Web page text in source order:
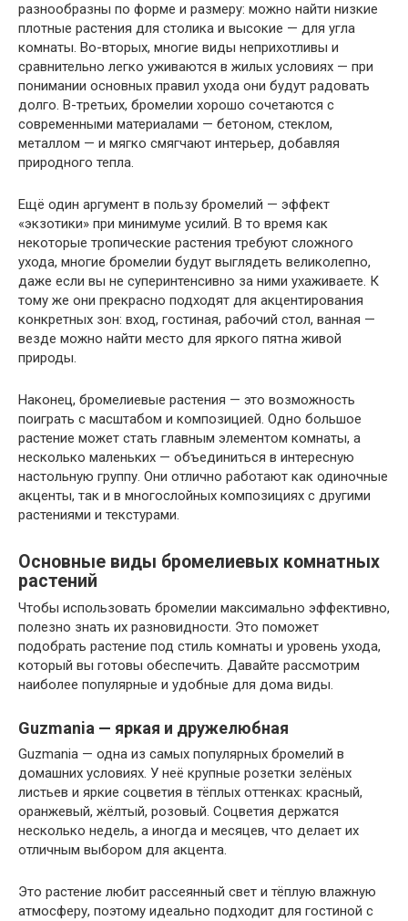
разнообразны по форме и размеру: можно найти низкие
плотные растения для столика и высокие — для угла
комнаты. Во-вторых, многие виды неприхотливы и
сравнительно легко уживаются в жилых условиях — при
понимании основных правил ухода они будут радовать
долго. В-третьих, бромелии хорошо сочетаются с
современными материалами — бетоном, стеклом,
металлом — и мягко смягчают интерьер, добавляя
природного тепла.
Ещё один аргумент в пользу бромелий — эффект
«экзотики» при минимуме усилий. В то время как
некоторые тропические растения требуют сложного
ухода, многие бромелии будут выглядеть великолепно,
даже если вы не суперинтенсивно за ними ухаживаете. К
тому же они прекрасно подходят для акцентирования
конкретных зон: вход, гостиная, рабочий стол, ванная —
везде можно найти место для яркого пятна живой
природы.
Наконец, бромелиевые растения — это возможность
поиграть с масштабом и композицией. Одно большое
растение может стать главным элементом комнаты, а
несколько маленьких — объединиться в интересную
настольную группу. Они отлично работают как одиночные
акценты, так и в многослойных композициях с другими
растениями и текстурами.
Основные виды бромелиевых комнатных
растений
Чтобы использовать бромелии максимально эффективно,
полезно знать их разновидности. Это поможет
подобрать растение под стиль комнаты и уровень ухода,
который вы готовы обеспечить. Давайте рассмотрим
наиболее популярные и удобные для дома виды.
Guzmania — яркая и дружелюбная
Guzmania — одна из самых популярных бромелий в
домашних условиях. У неё крупные розетки зелёных
листьев и яркие соцветия в тёплых оттенках: красный,
оранжевый, жёлтый, розовый. Соцветия держатся
несколько недель, а иногда и месяцев, что делает их
отличным выбором для акцента.
Это растение любит рассеянный свет и тёплую влажную
атмосферу, поэтому идеально подходит для гостиной с